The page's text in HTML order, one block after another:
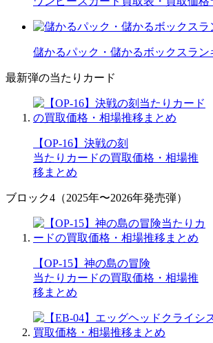
儲かるパック・儲かるボックスラン
最新弾の当たりカード
【OP-16】決戦の刻
当たりカードの買取価格・相場推
移まとめ
ブロック4（2025年〜2026年発売弾）
【OP-15】神の島の冒険
当たりカードの買取価格・相場推
移まとめ